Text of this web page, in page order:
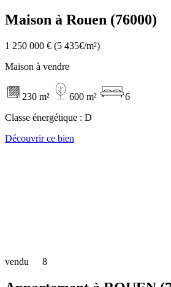
Maison à Rouen (76000)
1 250 000 € (5 435€/m²)
Maison à vendre
230 m² 600 m²
6
Classe énergétique : D
Découvrir ce bien
vendu 8